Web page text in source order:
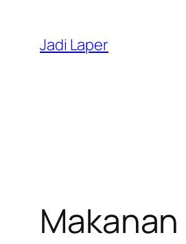
content
Jadi Laper